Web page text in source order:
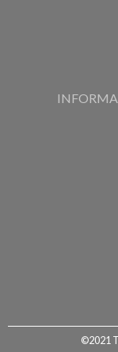
©2021